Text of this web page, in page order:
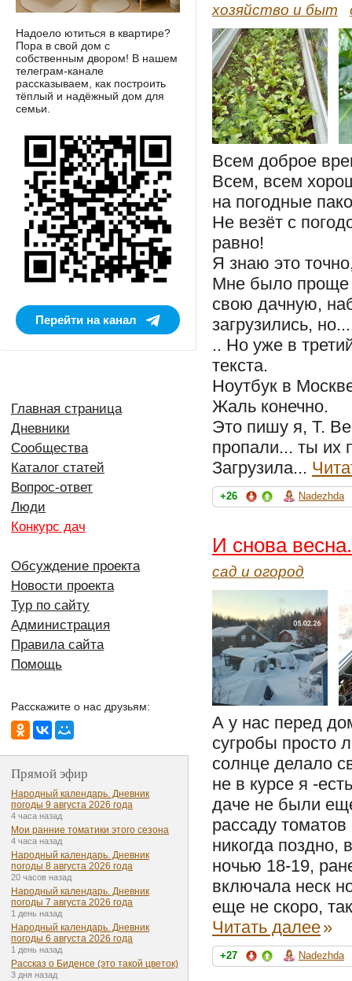
хозяйство и быт
Всем доброе
Всем, всем
на погодные
Не везёт с
равно!
Я знаю это
Мне было проще
свою дачную,
загрузились, но...
.. Но уже в
текста.
Ноутбук в
Жаль конечно.
Это пишу я, Т.
пропали... ты их
Загрузила...
+26 Nadezhda
И снова
сад и огород
А у нас перед
сугробы просто
солнце делало
не в курсе я -
даче не были
рассаду
никогда
ночью 18-19,
включала неск
еще не скоро,
Читать далее»
+27 Nadezhda
Надоело ютиться в квартире?
Пора в свой дом с
собственным двором! В нашем
телеграм-канале
рассказываем, как построить
тёплый и надёжный дом для
семьи.
Перейти на канал
Главная страница
Дневники
Сообщества
Каталог статей
Вопрос-ответ
Люди
Конкурс дач
Обсуждение проекта
Новости проекта
Тур по сайту
Администрация
Правила сайта
Помощь
Расскажите о нас друзьям:
Прямой эфир
Народный календарь. Дневник
погоды 9 августа 2026 года
4 часа назад
Мои ранние томатики этого сезона
4 часа назад
Народный календарь. Дневник
погоды 8 августа 2026 года
20 часов назад
Народный календарь. Дневник
погоды 7 августа 2026 года
1 день назад
Народный календарь. Дневник
погоды 6 августа 2026 года
1 день назад
Рассказ о Биденсе (это такой цветок)
3 дня назад